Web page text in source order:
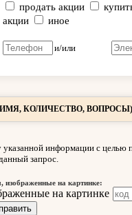
продать акции
акции
иное
и/или
КОЛИЧЕСТВО, ВОПРОСЫ)
информации с целью
запрос.
на картинке: